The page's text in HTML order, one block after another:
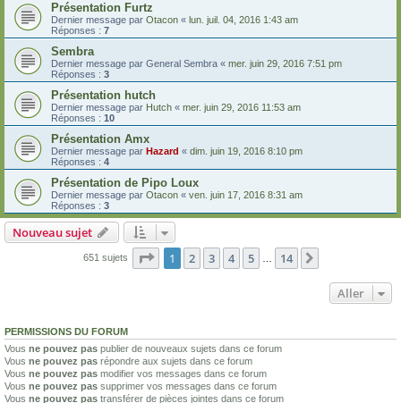
Présentation Furtz
Dernier message par Otacon « lun. juil. 04, 2016 1:43 am
Réponses : 7
Sembra
Dernier message par General Sembra « mer. juin 29, 2016 7:51 pm
Réponses : 3
Présentation hutch
Dernier message par Hutch « mer. juin 29, 2016 11:53 am
Réponses : 10
Présentation Amx
Dernier message par Hazard « dim. juin 19, 2016 8:10 pm
Réponses : 4
Présentation de Pipo Loux
Dernier message par Otacon « ven. juin 17, 2016 8:31 am
Réponses : 3
Nouveau sujet
651 sujets Page 1sur14
1 2 3 4 5 14
Aller
PERMISSIONS DU FORUM
Vous ne pouvez pas publier de nouveaux sujets dans ce forum
Vous ne pouvez pas répondre aux sujets dans ce forum
Vous ne pouvez pas modifier vos messages dans ce forum
Vous ne pouvez pas supprimer vos messages dans ce forum
Vous ne pouvez pas transférer de pièces jointes dans ce forum